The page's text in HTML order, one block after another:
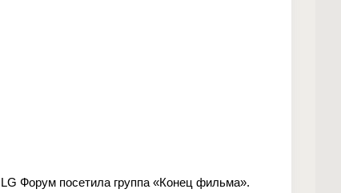
Форум посетила группа «Конец фильма».